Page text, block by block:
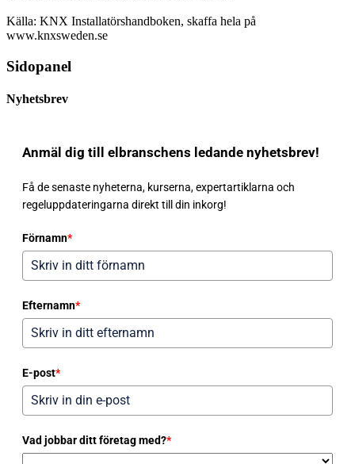
Källa: KNX Installatörshandboken, skaffa hela på
www.knxsweden.se
Sidopanel
Nyhetsbrev
Anmäl dig till elbranschens ledande nyhetsbrev!
Få de senaste nyheterna, kurserna, expertartiklarna och
regeluppdateringarna direkt till din inkorg!
Förnamn*
Efternamn*
E-post*
Vad jobbar ditt företag med?*